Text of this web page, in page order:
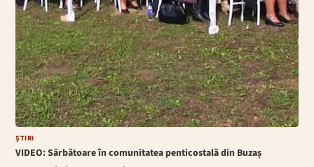
ȘTIRI
VIDEO: Sărbătoare în comunitatea penticostală din Buzaș